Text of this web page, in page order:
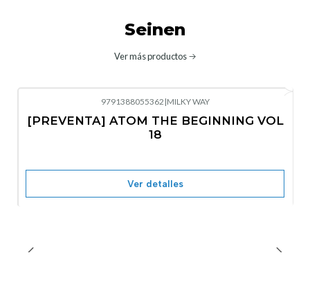
Seinen
Ver más productos
9791388055362 |MILKY WAY
[PREVENTA] ATOM THE BEGINNING VOL
18
Ver detalles